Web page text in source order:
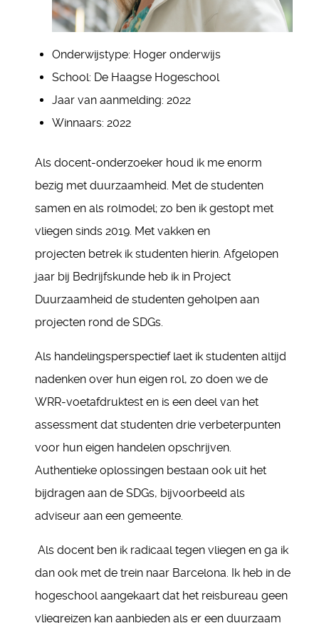
Onderwijstype: Hoger onderwijs
School: De Haagse Hogeschool
Jaar van aanmelding: 2022
Winnaars: 2022
Als docent-onderzoeker houd ik me enorm
bezig met duurzaamheid. Met de studenten
samen en als rolmodel; zo ben ik gestopt met
vliegen sinds 2019. Met vakken en
projecten betrek ik studenten hierin. Afgelopen
jaar bij Bedrijfskunde heb ik in Project
Duurzaamheid de studenten geholpen aan
projecten rond de SDGs.
Als handelingsperspectief laet ik studenten altijd
nadenken over hun eigen rol, zo doen we de
WRR-voetafdruktest en is een deel van het
assessment dat studenten drie verbeterpunten
voor hun eigen handelen opschrijven.
Authentieke oplossingen bestaan ook uit het
bijdragen aan de SDGs, bijvoorbeeld als
adviseur aan een gemeente.
Als docent ben ik radicaal tegen vliegen en ga ik
dan ook met de trein naar Barcelona. Ik heb in de
hogeschool aangekaart dat het reisbureau geen
vliegreizen kan aanbieden als er een duurzaam